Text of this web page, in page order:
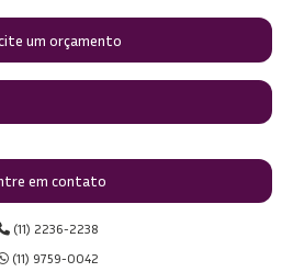
um orçamento
em contato
(11) 2236-2238
(11) 9759-0042